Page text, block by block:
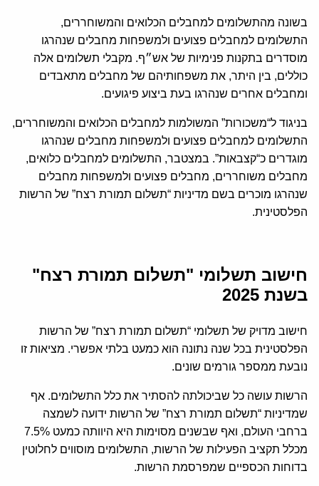
בשונה מהתשלומים למחבלים הכלואים והמשוחררים,
התשלומים למחבלים פצועים ולמשפחות מחבלים שנהרגו
מוסדרים בתקנות פנימיות של אש״ף. מקבלי תשלומים אלה
כוללים, בין היתר, את משפחותיהם של מחבלים מתאבדים
ומחבלים אחרים שנהרגו בעת ביצוע פיגועים.
בניגוד ל“משכורות” המשולמות למחבלים הכלואים והמשוחררים,
התשלומים למחבלים פצועים ולמשפחות מחבלים שנהרגו
מוגדרים כ“קצבאות”. במצטבר, התשלומים למחבלים כלואים,
מחבלים משוחררים, מחבלים פצועים ולמשפחות מחבלים
שנהרגו מוכרים בשם מדיניות “תשלום תמורת רצח” של הרשות
הפלסטינית.
חישוב תשלומי "תשלום תמורת רצח"
בשנת 2025
חישוב מדויק של תשלומי “תשלום תמורת רצח” של הרשות
הפלסטינית בכל שנה נתונה הוא כמעט בלתי אפשרי. מציאות זו
נובעת ממספר גורמים שונים.
הרשות עושה כל שביכולתה להסתיר את כלל התשלומים. אף
שמדיניות “תשלום תמורת רצח” של הרשות ידועה לשמצה
ברחבי העולם, ואף שבשנים מסוימות היא היוותה כמעט 7.5%
מכלל תקציב הפעילות של הרשות, התשלומים מוסווים לחלוטין
בדוחות הכספיים שמפרסמת הרשות.